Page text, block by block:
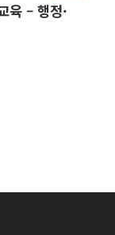
육 – 행정·